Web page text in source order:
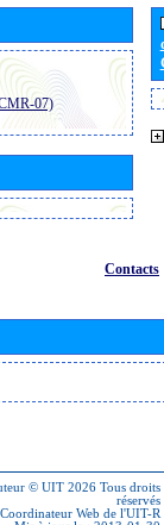
07)
Contacts
© UIT 2026 Tous droits
réservés
Coordinateur Web de l'UIT-R